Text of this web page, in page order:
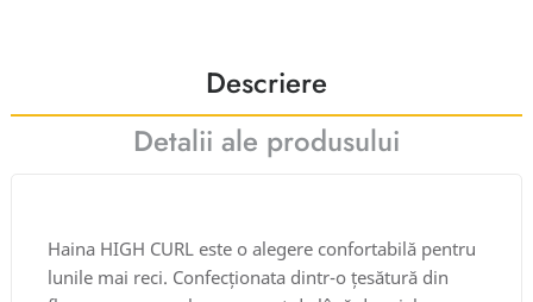
Descriere
Detalii ale produsului
Haina HIGH CURL este o alegere confortabilă pentru
lunile mai reci. Confecționata dintr-o țesătură din